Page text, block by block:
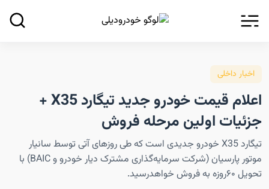
اخبار داخلی
اعلام قیمت خودرو جدید تیگارد X35 +
جزئیات اولین مرحله فروش
تیگارد X35 خودرو جدیدی است که طی روزهای آتی توسط سانیار
موتور پارسیان (شرکت سرمایه‌گذاری مشترک دیار خودرو و BAIC) با
تحویل ۶۰روزه به فروش خواهدرسید.